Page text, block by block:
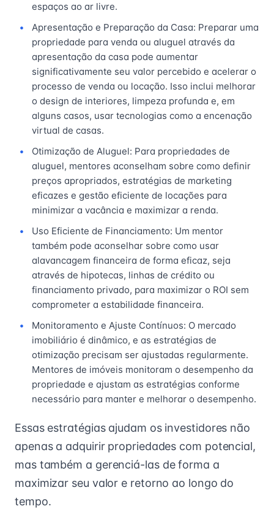
espaços ao ar livre.
Apresentação e Preparação da Casa: Preparar uma
propriedade para venda ou aluguel através da
apresentação da casa pode aumentar
significativamente seu valor percebido e acelerar o
processo de venda ou locação. Isso inclui melhorar
o design de interiores, limpeza profunda e, em
alguns casos, usar tecnologias como a encenação
virtual de casas.
Otimização de Aluguel: Para propriedades de
aluguel, mentores aconselham sobre como definir
preços apropriados, estratégias de marketing
eficazes e gestão eficiente de locações para
minimizar a vacância e maximizar a renda.
Uso Eficiente de Financiamento: Um mentor
também pode aconselhar sobre como usar
alavancagem financeira de forma eficaz, seja
através de hipotecas, linhas de crédito ou
financiamento privado, para maximizar o ROI sem
comprometer a estabilidade financeira.
Monitoramento e Ajuste Contínuos: O mercado
imobiliário é dinâmico, e as estratégias de
otimização precisam ser ajustadas regularmente.
Mentores de imóveis monitoram o desempenho da
propriedade e ajustam as estratégias conforme
necessário para manter e melhorar o desempenho.
Essas estratégias ajudam os investidores não
apenas a adquirir propriedades com potencial,
mas também a gerenciá-las de forma a
maximizar seu valor e retorno ao longo do
tempo.